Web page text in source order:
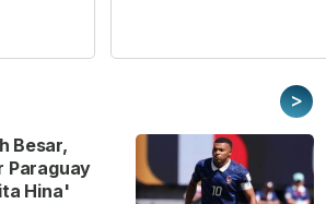
>
Besar,
Paraguay
Hina'